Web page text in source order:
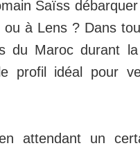
Saïss
à Lens ? Dans
du Maroc durant
profil idéal pour
attendant un